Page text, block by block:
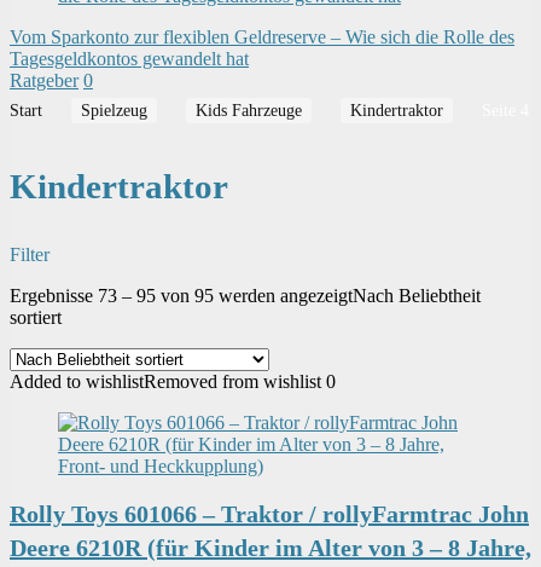
Vom Sparkonto zur flexiblen Geldreserve – Wie sich die Rolle des
Tagesgeldkontos gewandelt hat
Ratgeber 0
Start Spielzeug Kids Fahrzeuge Kindertraktor
Kindertraktor
Filter
Ergebnisse 73 – 95 von 95 werden angezeigtNach Beliebtheit
sortiert
Added to wishlistRemoved from wishlist 0
Rolly Toys 601066 – Traktor / rollyFarmtrac John
Deere 6210R (für Kinder im Alter von 3 – 8 Jahre,